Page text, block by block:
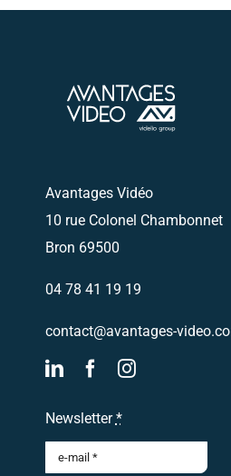
Avantages Vidéo
10 rue Colonel Chambonnet
Bron 69500
04 78 41 19 19
contact@avantages-
Newsletter*